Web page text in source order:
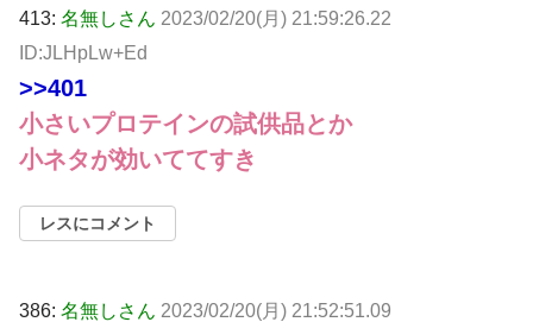
413: 名無しさん 2023/02/20(月) 21:59:26.22
ID:JLHpLw+Ed
>>401
小さいプロテインの試供品とか
小ネタが効いててすき
レスにコメント
386: 名無しさん 2023/02/20(月) 21:52:51.09